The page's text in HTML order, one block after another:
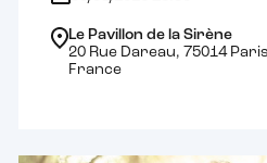
Le Pavillon de la Sirène
20 Rue Dareau, 75014
France